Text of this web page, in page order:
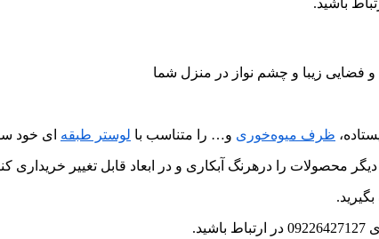
فضایی زیبا و چشم نواز در منزل شما
ظرف میوه‌خوری و… را متناسب با لوستر طبقه ای خود
محصولات را درهرنگ آبکاری و در ابعاد قابل تغییر خریداری